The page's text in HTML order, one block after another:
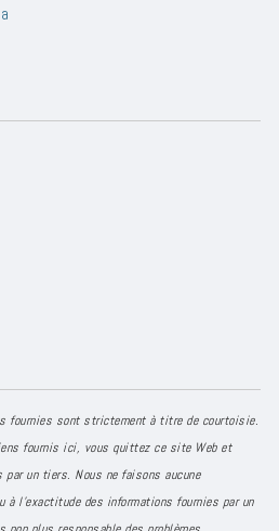
fournies sont strictement à titre de courtoisie.
fournis ici, vous quittez ce site Web et
un tiers. Nous ne faisons aucune
à l'exactitude des informations fournies par un